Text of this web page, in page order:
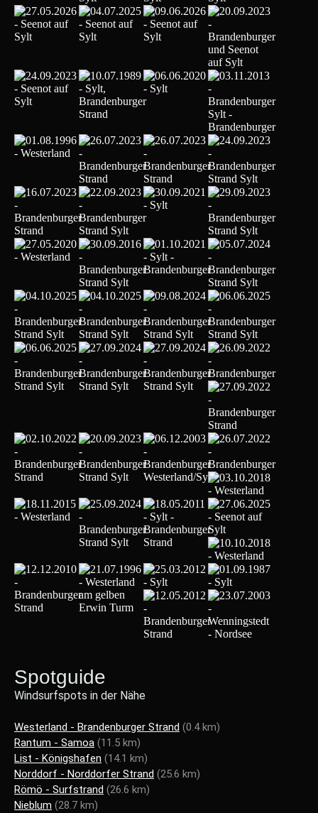
Spotguide
Windsurfspots in der Nähe
Westerland - Brandenburger Strand (0.4 km)
Rantum - Samoa (11.5 km)
List - Königshafen (14.1 km)
Norddorf - Norddorfer Strand (25.6 km)
Römö - Surfstrand (26.6 km)
Nieblum (28.7 km)